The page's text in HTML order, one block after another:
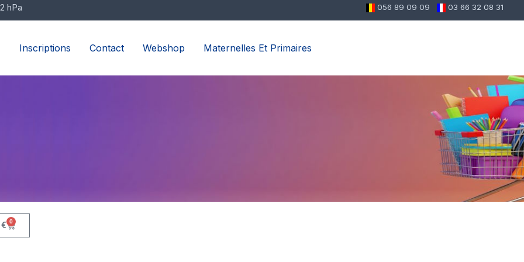
hPa 056 89 09 09 03 66 32 08 31
Inscriptions Contact Webshop Maternelles Et Primaires
€ 0
Panier